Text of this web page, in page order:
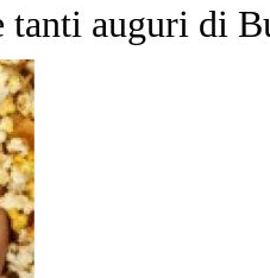
tanti auguri di